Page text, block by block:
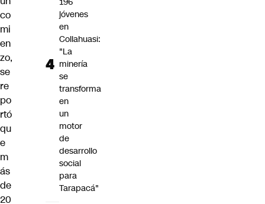
co
mi
en
zo,
se
re
po
rtó
qu
e
m
ás
de
20
jóvenes
en
Collahuasi:
"La
minería
se
transforma
en
un
motor
de
desarrollo
social
para
Tarapacá"